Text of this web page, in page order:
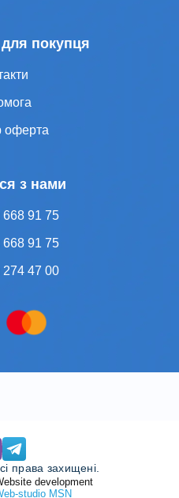
покупця
оферта
з нами
668 91 75
668 91 75
274 47 00
development
studio MSN
права захищені.